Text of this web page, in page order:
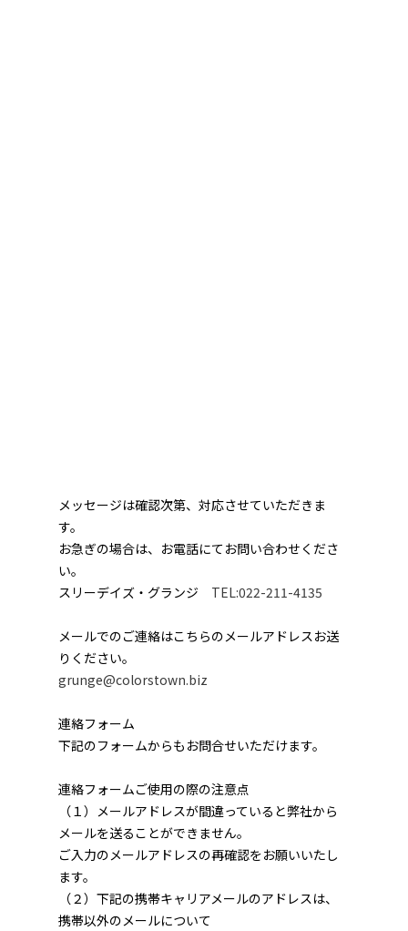
メッセージは確認次第、対応させていただきま
す。
お急ぎの場合は、お電話にてお問い合わせくださ
い。
スリーデイズ・グランジ TEL:022-211-4135
メールでのご連絡はこちらのメールアドレスお送
りください。
grunge@colorstown.biz
連絡フォーム
下記のフォームからもお問合せいただけます。
連絡フォームご使用の際の注意点
（１）メールアドレスが間違っていると弊社から
メールを送ることができません。
ご入力のメールアドレスの再確認をお願いいたし
ます。
（２）下記の携帯キャリアメールのアドレスは、
携帯以外のメールについて